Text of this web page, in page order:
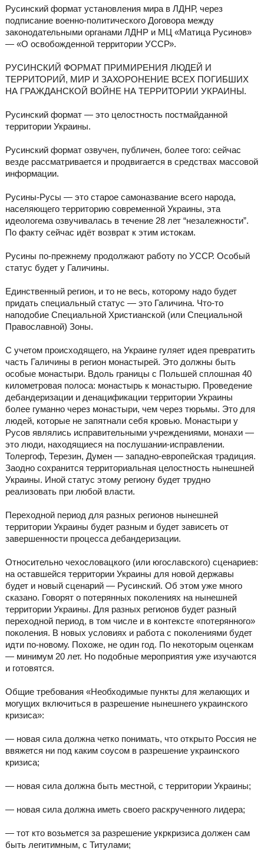
Русинский формат установления мира в ЛДНР, через
подписание военно-политического Договора между
законодательными органами ЛДНР и МЦ «Матица Русинов»
— «О освобожденной территории УССР».
РУСИНСКИЙ ФОРМАТ ПРИМИРЕНИЯ ЛЮДЕЙ И
ТЕРРИТОРИЙ, МИР И ЗАХОРОНЕНИЕ ВСЕХ ПОГИБШИХ
НА ГРАЖДАНСКОЙ ВОЙНЕ НА ТЕРРИТОРИИ УКРАИНЫ.
Русинский формат — это целостность постмайданной
территории Украины.
Русинский формат озвучен, публичен, более того: сейчас
везде рассматривается и продвигается в средствах массовой
информации.
Русины-Русы — это старое самоназвание всего народа,
населяющего территорию современной Украины, эта
идеологема озвучивалась в течение 28 лет “незалежности”.
По факту сейчас идёт возврат к этим истокам.
Русины по-прежнему продолжают работу по УССР. Особый
статус будет у Галичины.
Единственный регион, и то не весь, которому надо будет
придать специальный статус — это Галичина. Что-то
наподобие Специальной Христианской (или Специальной
Православной) Зоны.
С учетом происходящего, на Украине гуляет идея превратить
часть Галичины в регион монастырей. Это должны быть
особые монастыри. Вдоль границы с Польшей сплошная 40
километровая полоса: монастырь к монастырю. Проведение
дебандеризации и денацификации территории Украины
более гуманно через монастыри, чем через тюрьмы. Это для
людей, которые не запятнали себя кровью. Монастыри у
Русов являлись исправительными учреждениями, монахи —
это люди, находящиеся на послушании-исправлении.
Толергоф, Терезин, Думен — западно-европейская традиция.
Заодно сохранится территориальная целостность нынешней
Украины. Иной статус этому региону будет трудно
реализовать при любой власти.
Переходной период для разных регионов нынешней
территории Украины будет разным и будет зависеть от
завершенности процесса дебандеризации.
Относительно чехословацкого (или югославского) сценариев:
на оставшейся территории Украины для новой державы
будет и новый сценарий — Русинский. Об этом уже много
сказано. Говорят о потерянных поколениях на нынешней
территории Украины. Для разных регионов будет разный
переходной период, в том числе и в контексте «потерянного»
поколения. В новых условиях и работа с поколениями будет
идти по-новому. Похоже, не один год. По некоторым оценкам
— минимум 20 лет. Но подобные мероприятия уже изучаются
и готовятся.
Общие требования «Необходимые пункты для желающих и
могущих включиться в разрешение нынешнего украинского
кризиса»:
— новая сила должна четко понимать, что открыто Россия не
ввяжется ни под каким соусом в разрешение украинского
кризиса;
— новая сила должна быть местной, с территории Украины;
— новая сила должна иметь своего раскрученного лидера;
— тот кто возьмется за разрешение укркризиса должен сам
быть легитимным, с Титулами;